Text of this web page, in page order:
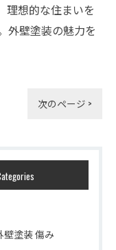
理想的な住まいを
外壁塗装の魅力を
次のページ >
壁塗装 傷み